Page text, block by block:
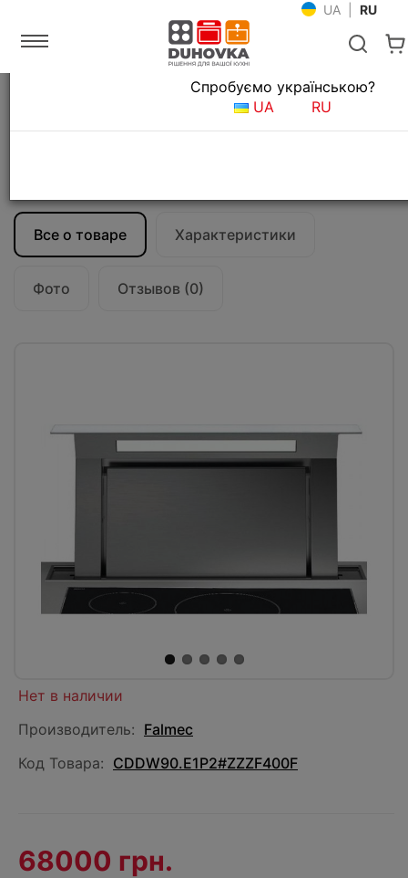
UA RU
Кухонные вытяжки
Встраиваемые в столешницу вытяжки для кухни
Вытяжка кухонная Falmec DOWN DRAFT
Все о товаре Характеристики
Фото Отзывов (0)
Язык магазина
Спробуємо українською?
UA
RU
Нет в наличии
Производитель: Falmec
Код Товара: CDDW90.E1P2#ZZZF400F
68000 грн.